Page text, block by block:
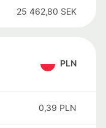
25 462,80 SEK
PLN
0,39 PLN